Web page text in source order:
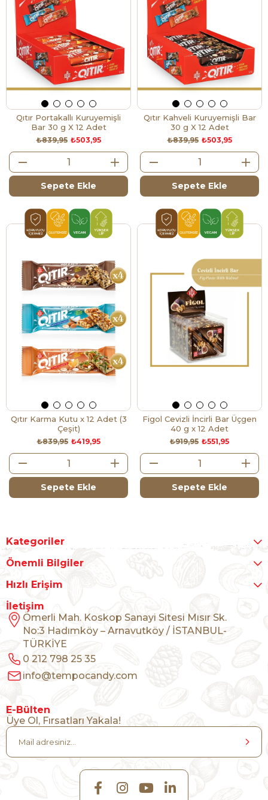
Qıtır Portakallı Kuruyemişli
Bar 30 g X 12 Adet
₺503,95
₺839,95
Sepete Ekle
Qıtır Kahveli Kuruyemişli Bar
30 g X 12 Adet
₺503,95
₺839,95
Sepete Ekle
Qıtır Karma Kutu x 12 Adet (3
Çeşit)
₺419,95
₺839,95
Sepete Ekle
Figol Cevizli İncirli Bar Üçgen
40 g x 12 Adet
₺551,95
₺919,95
Sepete Ekle
Kategoriler
Önemli Bilgiler
Hızlı Erişim
İletişim
Ömerli Mah. Koskop Sanayi Sitesi Mısır Sk.
No:3 Hadımköy – Arnavutköy / İSTANBUL-
TÜRKİYE
0 212 798 25 35
info@tempocandy.com
E-Bülten
Üye Ol, Fırsatları Yakala!